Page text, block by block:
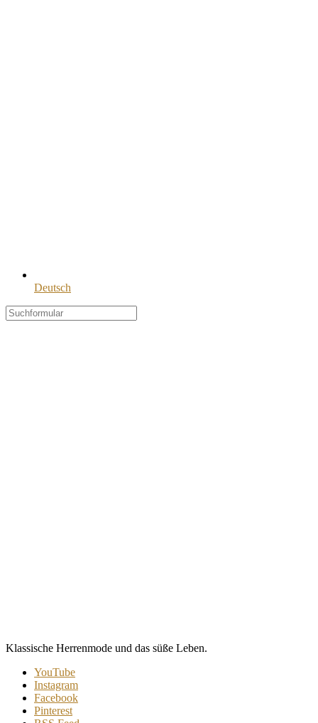
Deutsch
Klassische Herrenmode und das süße Leben.
YouTube
Instagram
Facebook
Pinterest